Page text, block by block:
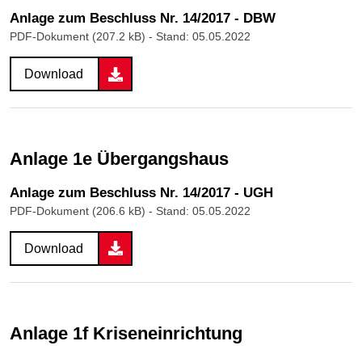
Anlage zum Beschluss Nr. 14/2017 - DBW
PDF-Dokument (207.2 kB) - Stand: 05.05.2022
Download
Anlage 1e Übergangshaus
Anlage zum Beschluss Nr. 14/2017 - UGH
PDF-Dokument (206.6 kB) - Stand: 05.05.2022
Download
Anlage 1f Kriseneinrichtung